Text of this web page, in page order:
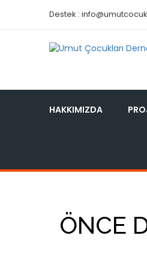
Destek :
HAKKIMIZDA
ÖNCE